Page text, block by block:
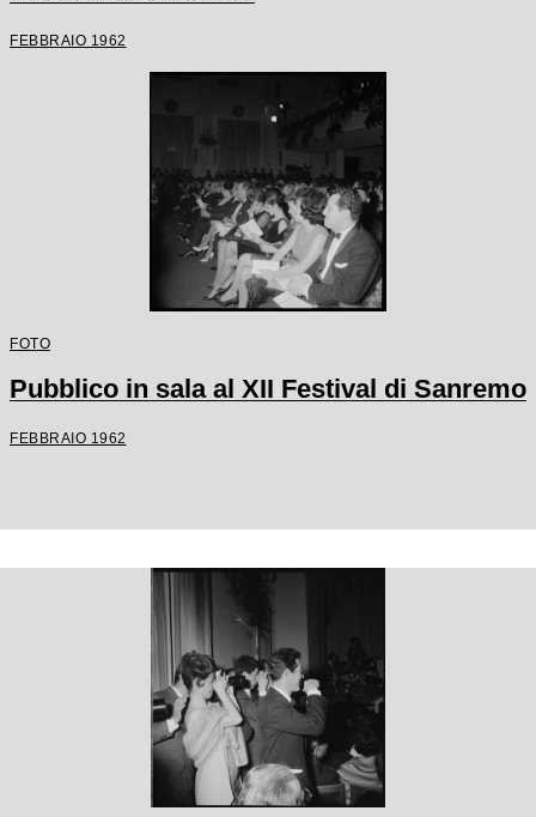
FEBBRAIO 1962
FOTO
Pubblico in sala al XII Festival di Sanremo
FEBBRAIO 1962